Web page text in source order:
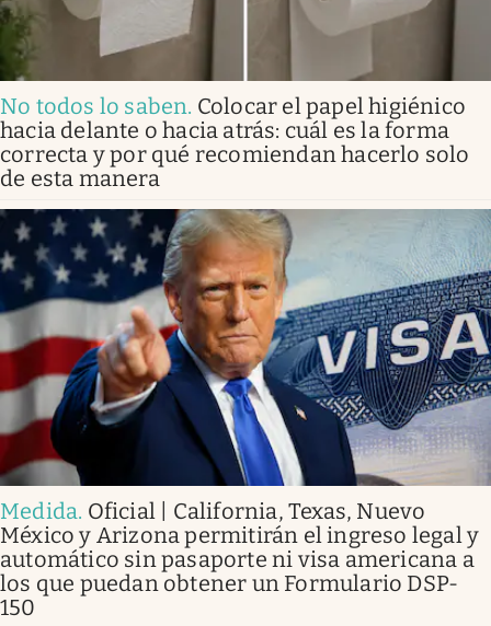
No todos lo saben. Colocar el papel higiénico
hacia delante o hacia atrás: cuál es la forma
correcta y por qué recomiendan hacerlo solo
de esta manera
Medida. Oficial | California, Texas, Nuevo
México y Arizona permitirán el ingreso legal y
automático sin pasaporte ni visa americana a
los que puedan obtener un Formulario DSP-
150